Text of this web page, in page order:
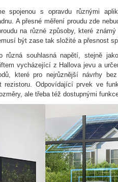
spojenou s opravdu různými
A přesné měření proudu zde
na různé způsoby, které
být zase tak složité a přesnost
různá souhlasná napětí, stejně
vycházející z Hallova jevu a
které pro nejrůznější návrhy
rezistoru. Odpovídající prvek ve
ale třeba též dostupnými